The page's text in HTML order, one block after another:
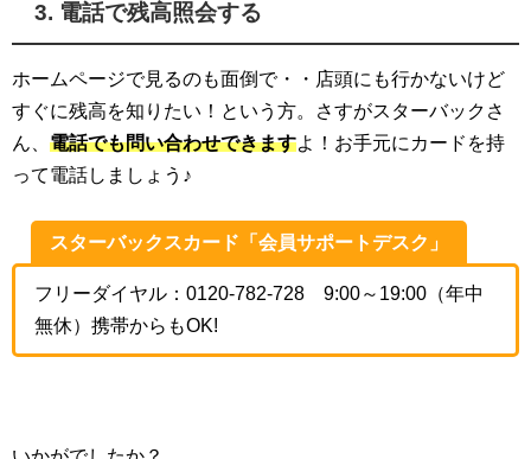
3. 電話で残高照会する
ホームページで見るのも面倒で・・店頭にも行かないけど
すぐに残高を知りたい！という方。さすがスターバックさ
ん、 電話でも問い合わせできますよ！お手元にカードを持
って電話しましょう♪
スターバックスカード「会員サポートデスク」
フリーダイヤル：0120-782-728 9:00～19:00（年中
無休）携帯からもOK!